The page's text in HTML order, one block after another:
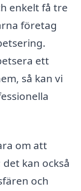
enkelt få tre
företag
ett
så kan vi
om att
kan också
och